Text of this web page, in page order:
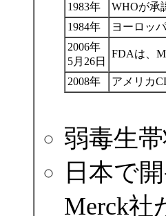
1983年
WHOが承
1984年
ヨーロッ
2006年
5月26日
FDAは、
2008年 アメリカ
弱毒生
日本で
Merck社